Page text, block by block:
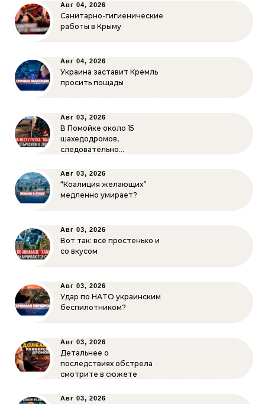
Авг 04, 2026
Санитарно-гигиенические
работы в Крыму
Авг 04, 2026
Украина заставит Кремль
просить пощады
Авг 03, 2026
В Помойке около 15
шахедодромов,
следовательно…
Авг 03, 2026
“Коалиция желающих”
медленно умирает?
Авг 03, 2026
Вот так: всё простенько и
со вкусом
Авг 03, 2026
Удар по НАТО украинским
беспилотником?
Авг 03, 2026
Детальнее о
последствиях обстрела
смотрите в сюжете
Авг 03, 2026